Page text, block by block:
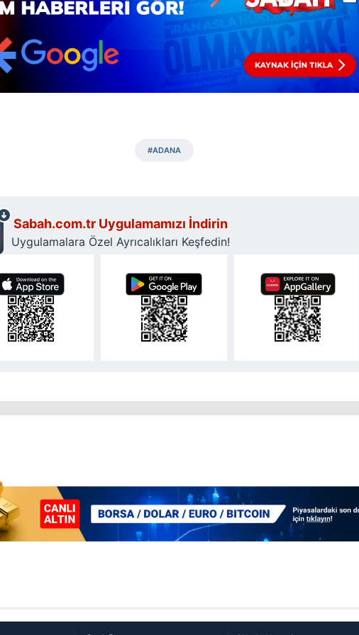
uygun olarak kullanılan çerezlerle ilgili bilgi almak için lütfentıklayınız
#ADANA
Sabah.com.tr Uygulamamızı İndirin
Uygulamalara Özel Ayrıcalıkları Keşfedin!